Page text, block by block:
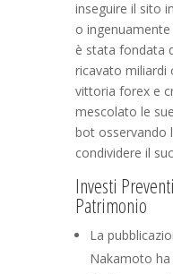
inseguire il sito
o
è stata fondata
ricavato miliardi
vittoria forex e
mescolato le
bot osservando
condividere il
Investi
Patrimonio
La
Nakamoto